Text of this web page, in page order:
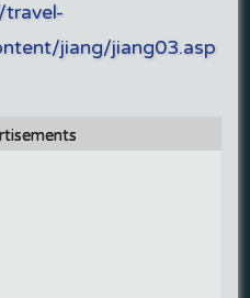
jiang/jiang03.asp